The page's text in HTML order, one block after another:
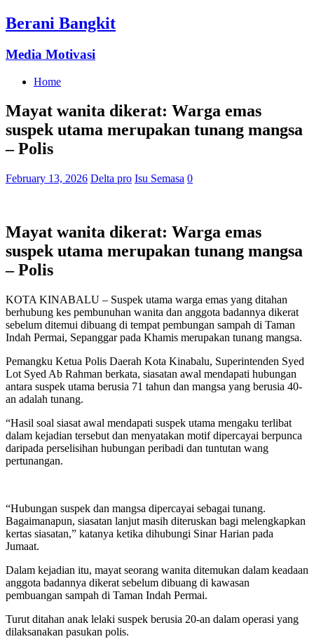
Berani Bangkit
Media Motivasi
Home
Mayat wanita dikerat: Warga emas
suspek utama merupakan tunang mangsa
– Polis
February 13, 2026 Delta pro Isu Semasa 0
Mayat wanita dikerat: Warga emas
suspek utama merupakan tunang mangsa
– Polis
KOTA KINABALU – Suspek utama warga emas yang ditahan
berhubung kes pembunuhan wanita dan anggota badannya dikerat
sebelum ditemui dibuang di tempat pembungan sampah di Taman
Indah Permai, Sepanggar pada Khamis merupakan tunang mangsa.
Pemangku Ketua Polis Daerah Kota Kinabalu, Superintenden Syed
Lot Syed Ab Rahman berkata, siasatan awal mendapati hubungan
antara suspek utama berusia 71 tahun dan mangsa yang berusia 40-
an adalah tunang.
“Hasil soal siasat awal mendapati suspek utama mengaku terlibat
dalam kejadian tersebut dan menyatakan motif dipercayai berpunca
daripada perselisihan hubungan peribadi dan tuntutan wang
pertunangan.
“Hubungan suspek dan mangsa dipercayai sebagai tunang.
Bagaimanapun, siasatan lanjut masih diteruskan bagi melengkapkan
kertas siasatan,” katanya ketika dihubungi Sinar Harian pada
Jumaat.
Dalam kejadian itu, mayat seorang wanita ditemukan dalam keadaan
anggota badannya dikerat sebelum dibuang di kawasan
pembuangan sampah di Taman Indah Permai.
Turut ditahan anak lelaki suspek berusia 20-an dalam operasi yang
dilaksanakan pasukan polis.